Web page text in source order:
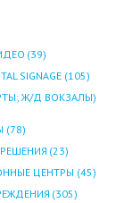
(39)
SIGNAGE (105)
Ж/Д ВОКЗАЛЫ)
(78)
(23)
ЦЕНТРЫ (45)
(305)